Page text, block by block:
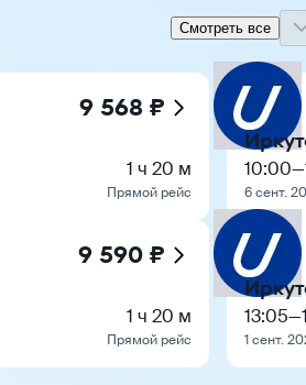
Смотреть все
9 568 ₽
1 ч 20 м
Прямой рейс
9 590 ₽
1 ч 20 м
Прямой рейс
10:00—
6 сент.
13:05—
1 сент.